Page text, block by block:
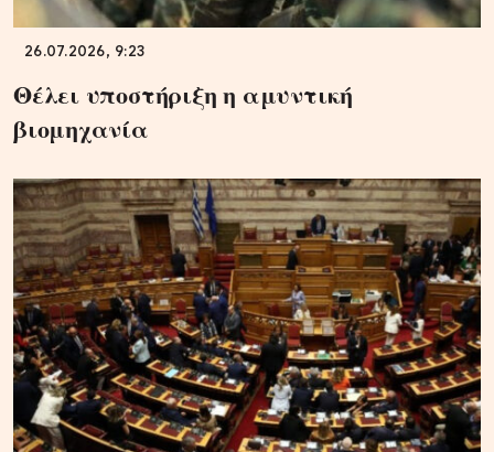
26.07.2026, 9:23
Θέλει υποστήριξη η αμυντική
βιομηχανία